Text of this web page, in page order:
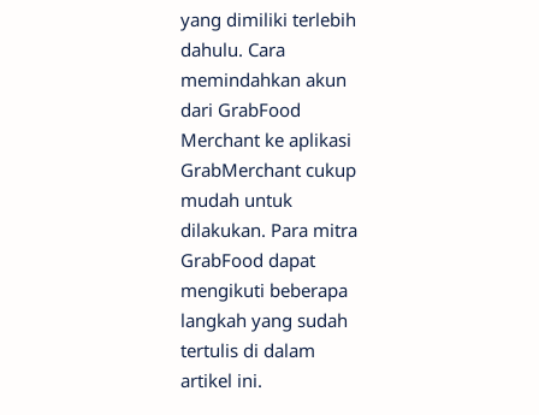
yang dimiliki terlebih
dahulu. Cara
memindahkan akun
dari GrabFood
Merchant ke aplikasi
GrabMerchant cukup
mudah untuk
dilakukan. Para mitra
GrabFood dapat
mengikuti beberapa
langkah yang sudah
tertulis di dalam
artikel ini.